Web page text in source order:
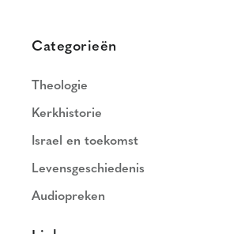
Categorieën
Theologie
Kerkhistorie
Israel en toekomst
Levensgeschiedenis
Audiopreken